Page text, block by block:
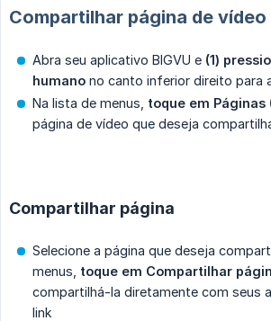
Compartilhar página de
Abra seu aplicativo BIGVU e (1)
humano no canto inferior direito para
Na lista de menus, toque em Páginas
página de vídeo que deseja
Compartilhar página
Selecione a página que deseja
menus, toque em Compartilhar
compartilhá-la diretamente com seus
link